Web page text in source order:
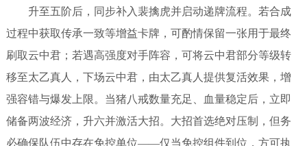
升至五阶后，同步补入裴擒虎并启动递牌流程。若合成
过程中获取传承一致等增益卡牌，可酌情保留一张用于最终
刷取云中君；若遇高强度对手阵容，可将云中君部分等级转
移至太乙真人，下场云中君，由太乙真人提供复活效果，增
强容错与爆发上限。当猪八戒数量充足、血量稳定后，立即
储备两波经济，升六并激活大招。大招首选绝对压制，但务
必确保队伍中存在免控单位——仅当免控组件到位，方可执